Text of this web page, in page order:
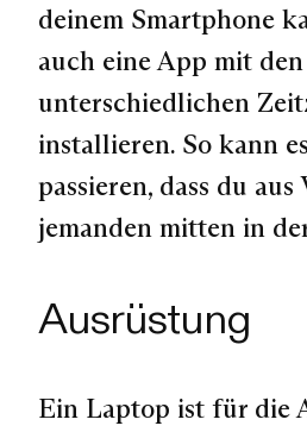
deinem Smartphone
auch eine App mit den
unterschiedlichen
installieren. So kann
passieren, dass du aus
jemanden mitten in
Ausrüstung
Ein Laptop ist für die